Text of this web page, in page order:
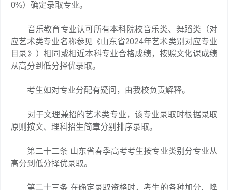
0%）确定录取专业。
音乐教育专业认可所有本科院校音乐类、舞蹈类（对
应艺术类专业名称参见《山东省2024年艺术类别对应专业
目录》）相同或相近本科专业合格成绩，按照文化课成绩
从高分到低分择优录取。
考生如对专业分配有疑问，由我校负责解释。
对于文理兼招的艺术类专业，该专业录取时根据录取
原则按文、理科招生简章分别排序录取。
第二十二条 山东省春季高考考生按专业类别分专业从
高分到低分择优录取。
第二十三条 在确定录取资格时，考生的各种加分、降